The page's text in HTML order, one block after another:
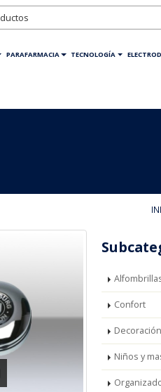
PARAFARMACIA TECNOLOGÍA
Confort
Decoración
Niños y